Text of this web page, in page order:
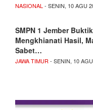
NASIONAL- SENIN, 10 AGU
SMPN 1 Jember
Mengkhianati Hasil,
Sabet…
JAWA TIMUR- SENIN, 10